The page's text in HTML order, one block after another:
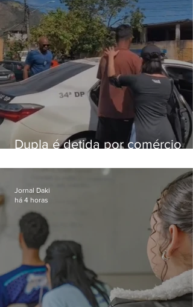
Dupla é detida por comércio
Bangu
Jornal Daki
há 4 horas